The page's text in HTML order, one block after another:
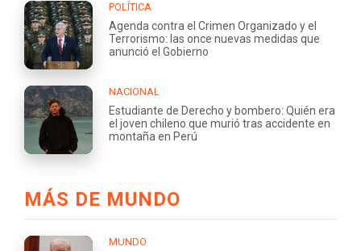
POLÍTICA
Agenda contra el Crimen Organizado y el
Terrorismo: las once nuevas medidas que
anunció el Gobierno
NACIONAL
Estudiante de Derecho y bombero: Quién era
el joven chileno que murió tras accidente en
montaña en Perú
MÁS DE MUNDO
MUNDO